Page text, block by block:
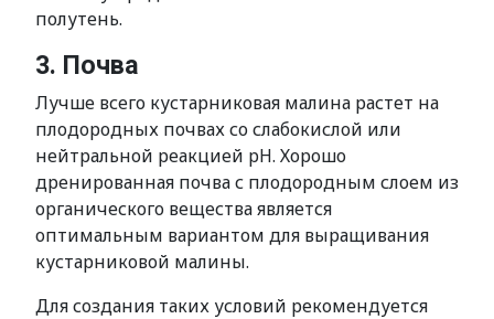
полутень.
3. Почва
Лучше всего кустарниковая малина растет на
плодородных почвах со слабокислой или
нейтральной реакцией pH. Хорошо
дренированная почва с плодородным слоем из
органического вещества является
оптимальным вариантом для выращивания
кустарниковой малины.
Для создания таких условий рекомендуется